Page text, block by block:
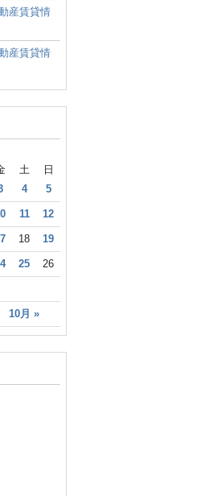
産賃貸情
産賃貸情
土 日
10月 »
4 5
11 12
18 19
25 26